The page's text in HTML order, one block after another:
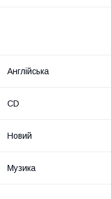
Англійська
CD
Новий
Музика